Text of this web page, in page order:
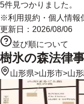
5件見つかりました。
※利用規約 ・ 個人情報
更新日： 2026/08/06
並び順について
樹氷の森法律
山形県>山形市>山